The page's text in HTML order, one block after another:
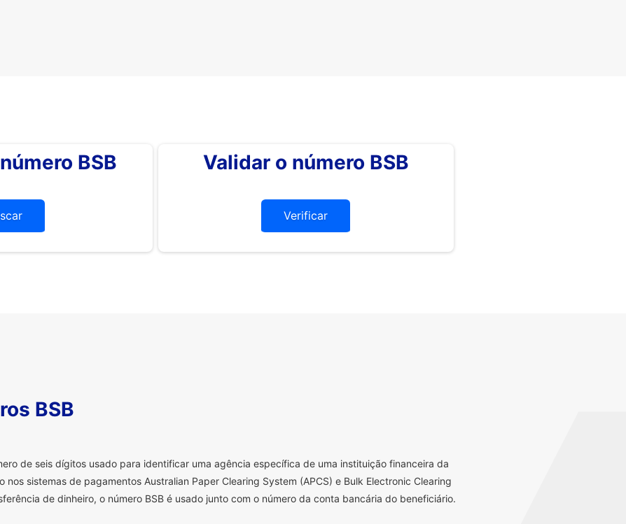
BSB Validar o número BSB
Verificar
BSB
de seis dígitos usado para identificar uma agência específica de uma instituição financeira da
nos sistemas de pagamentos Australian Paper Clearing System (APCS) e Bulk Electronic Clearing
de dinheiro, o número BSB é usado junto com o número da conta bancária do beneficiário.